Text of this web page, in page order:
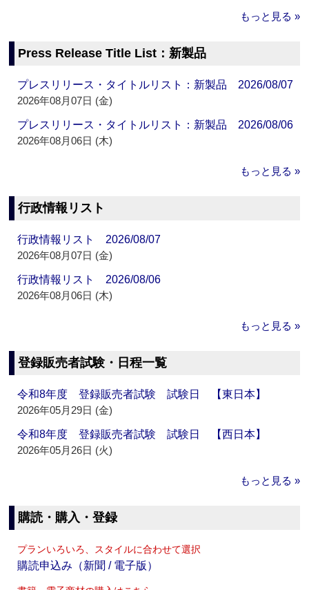
もっと見る »
Press Release Title List：新製品
プレスリリース・タイトルリスト：新製品 2026/08/07
2026年08月07日 (金)
プレスリリース・タイトルリスト：新製品 2026/08/06
2026年08月06日 (木)
もっと見る »
行政情報リスト
行政情報リスト 2026/08/07
2026年08月07日 (金)
行政情報リスト 2026/08/06
2026年08月06日 (木)
もっと見る »
登録販売者試験・日程一覧
令和8年度 登録販売者試験 試験日 【東日本】
2026年05月29日 (金)
令和8年度 登録販売者試験 試験日 【西日本】
2026年05月26日 (火)
もっと見る »
購読・購入・登録
プランいろいろ、スタイルに合わせて選択
購読申込み（新聞 / 電子版）